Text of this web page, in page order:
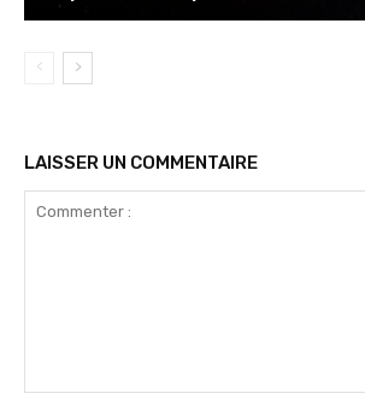
LAISSER UN COMMENTAIRE